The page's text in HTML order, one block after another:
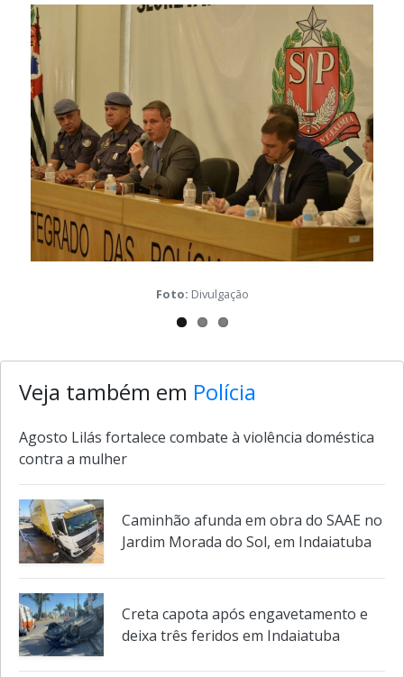
Galeria de mídia desta notícia
Agosto Lilás fortalece combate à violência doméstica
contra a mulher
Jardim Morada do Sol, em Indaiatuba